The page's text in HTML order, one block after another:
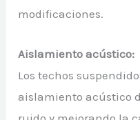
modificaciones.
Aislamiento acústico:
Los techos
aislamiento acústico